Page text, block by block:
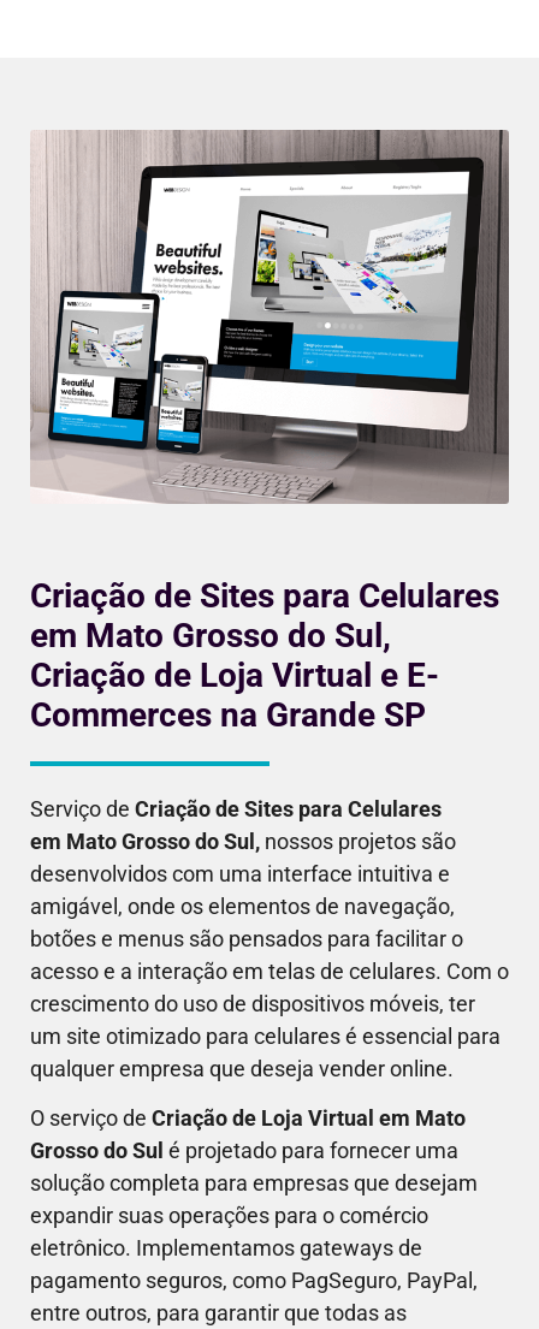
Criação de Sites para Celulares
em Mato Grosso do Sul,
Criação de Loja Virtual e E-
Commerces na Grande SP
Serviço de Criação de Sites para Celulares
em Mato Grosso do Sul, nossos projetos são
desenvolvidos com uma interface intuitiva e
amigável, onde os elementos de navegação,
botões e menus são pensados para facilitar o
acesso e a interação em telas de celulares. Com o
crescimento do uso de dispositivos móveis, ter
um site otimizado para celulares é essencial para
qualquer empresa que deseja vender online.
O serviço de Criação de Loja Virtual em Mato
Grosso do Sul é projetado para fornecer uma
solução completa para empresas que desejam
expandir suas operações para o comércio
eletrônico. Implementamos gateways de
pagamento seguros, como PagSeguro, PayPal,
entre outros, para garantir que todas as